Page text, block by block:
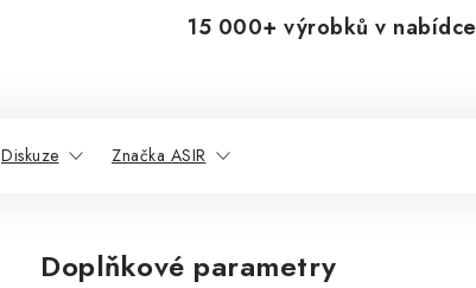
15 000+ výrobků v nabídce
Diskuze Značka ASIR
Doplňkové parametry